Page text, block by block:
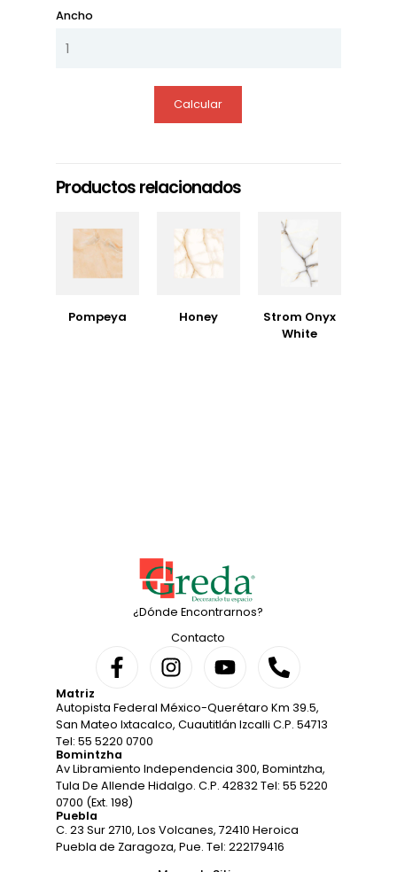
Ancho
Calcular
Productos relacionados
Pompeya Honey
Strom Onyx
White
¿Dónde Encontrarnos?
Contacto
Matriz
Autopista Federal México-Querétaro Km 39.5,
San Mateo Ixtacalco, Cuautitlán Izcalli C.P. 54713
Tel: 55 5220 0700
Bomintzha
Av Libramiento Independencia 300, Bomintzha,
Tula De Allende Hidalgo. C.P. 42832 Tel: 55 5220
0700 (Ext. 198)
Puebla
C. 23 Sur 2710, Los Volcanes, 72410 Heroica
Puebla de Zaragoza, Pue. Tel: 222179416